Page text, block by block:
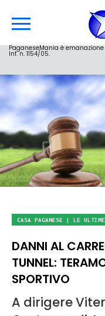
PaganeseMania è
Inf. n. 1154/05.
CASA PAGANESE | LE ULTIME
DANNI AL
TUNNEL:
SPORTIVO
A dirigere